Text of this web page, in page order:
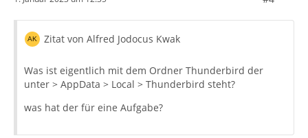
Zitat von Alfred Jodocus Kwak
Was ist eigentlich mit dem Ordner Thunderbird der
unter > AppData > Local > Thunderbird steht?
was hat der für eine Aufgabe?